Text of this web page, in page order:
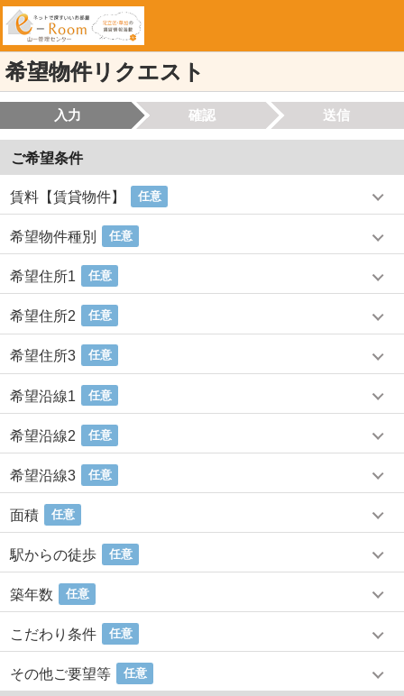
希望物件リクエスト
入力 確認 送信
ご希望条件
賃料【賃貸物件】 任意
希望物件種別 任意
希望住所1 任意
希望住所2 任意
希望住所3 任意
希望沿線1 任意
希望沿線2 任意
希望沿線3 任意
面積 任意
駅からの徒歩 任意
築年数 任意
こだわり条件 任意
その他ご要望等 任意